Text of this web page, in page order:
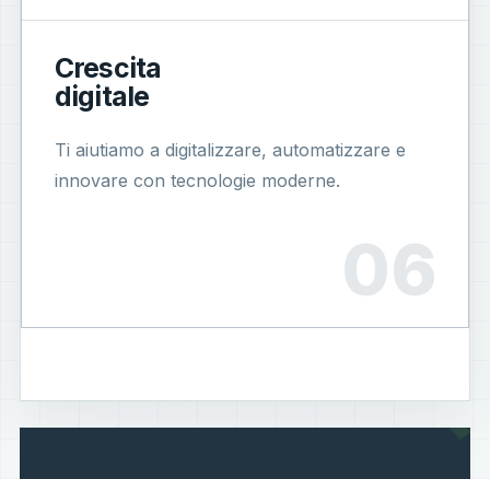
Crescita
digitale
Ti aiutiamo a digitalizzare, automatizzare e
innovare con tecnologie moderne.